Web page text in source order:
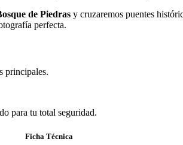
de Piedras y cruzaremos puentes
perfecta.
principales.
para tu total seguridad.
Ficha Técnica